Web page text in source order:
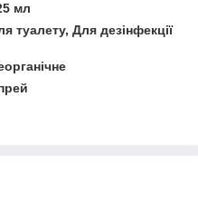
мл
туалету, Для дезінфекції